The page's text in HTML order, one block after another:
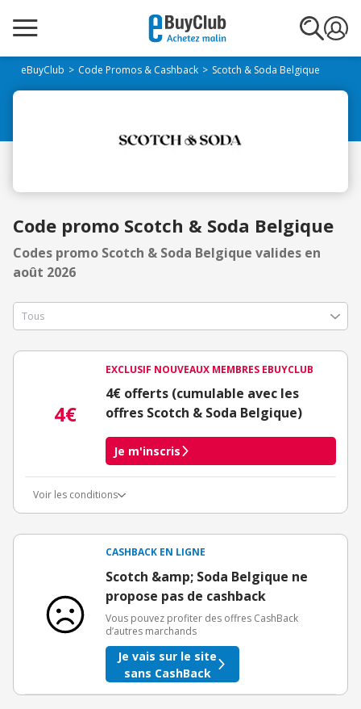
eBuyClub Code Promos & Cashback Scotch & Soda Belgique
Code promo Scotch & Soda Belgique
Codes promo Scotch & Soda Belgique valides en
août 2026
4€
EXCLUSIF NOUVEAUX MEMBRES EBUYCLUB
4€ offerts (cumulable avec les
offres Scotch & Soda Belgique)
Je m'inscris
Voir les conditions
3€ de bienvenue crédités immédiatement + 1€ supplémentaire
Offre réservée à une toute première inscription chez eBuyClub.
CASHBACK EN LIGNE
Scotch &amp; Soda Belgique ne
propose pas de cashback
Vous pouvez profiter des offres CashBack
d’autres marchands
Je vais sur le site
sans CashBack